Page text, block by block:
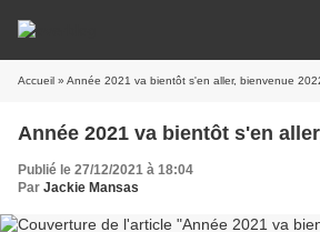
Accueil » Année 2021 va bientôt s'en aller, bienvenue
Année 2021 va bientôt s'en
Publié le 27/12/2021 à 18:04
Par Jackie Mansas